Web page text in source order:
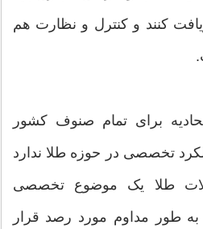
کنند و کنترل و نظارت هم
برای تمام صنوف کشور
تخصصی در حوزه طلا ندارد
طلا یک موضوع تخصصی
طور مداوم مورد رصد قرار